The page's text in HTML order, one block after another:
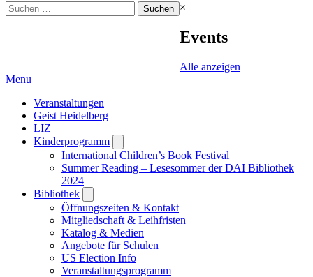
Suchen
nach:
×
Events
Alle anzeigen
Menu
Veranstaltungen
Geist Heidelberg
LIZ
Kinderprogramm
submenu
International Children’s Book Festival
Summer Reading – Lesesommer der DAI Bibliothek
2024
Bibliothek
submenu
Öffnungszeiten & Kontakt
Mitgliedschaft & Leihfristen
Katalog & Medien
Angebote für Schulen
US Election Info
Veranstaltungsprogramm